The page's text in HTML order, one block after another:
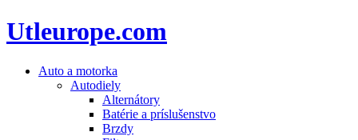
Utleurope.com
Auto a motorka
Autodiely
Alternátory
Batérie a príslušenstvo
Brzdy